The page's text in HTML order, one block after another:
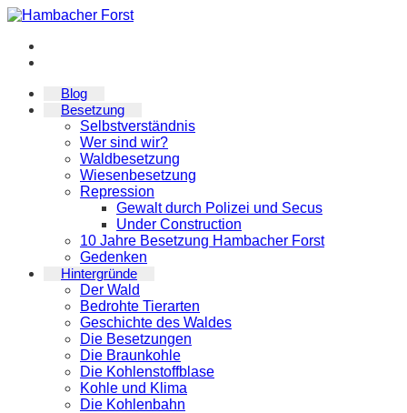
Zum
springen
Blog
Besetzung
Selbstverständnis
Wer sind wir?
Waldbesetzung
Wiesenbesetzung
Repression
Gewalt durch Polizei und Secus
Under Construction
10 Jahre Besetzung Hambacher Forst
Gedenken
Hintergründe
Der Wald
Bedrohte Tierarten
Geschichte des Waldes
Die Besetzungen
Die Braunkohle
Die Kohlenstoffblase
Kohle und Klima
Die Kohlenbahn